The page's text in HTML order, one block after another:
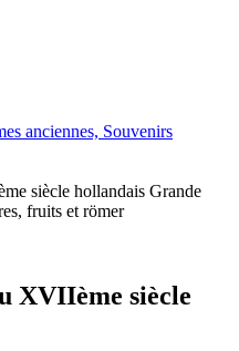
anciennes, Souvenirs
siècle hollandais Grande
fruits et römer
XVIIème siècle